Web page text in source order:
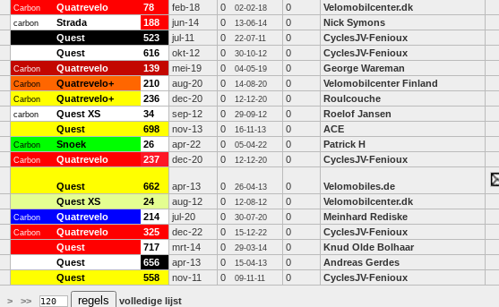
Carbon Quatrevelo 78 feb-18 0 02-02-18 0 Velomobilcenter.dk
carbon Strada 188 jun-14 0 13-06-14 0 Nick Symons
Quest 523 jul-11 0 22-07-11 0 CyclesJV-Fenioux
Quest 616 okt-12 0 30-10-12 0 CyclesJV-Fenioux
Carbon Quatrevelo 139 mei-19 0 04-05-19 0 George Wareman
Carbon Quatrevelo+ 210 aug-20 0 14-08-20 0 Velomobilcenter Finland
Carbon Quatrevelo+ 236 dec-20 0 12-12-20 0 Roulcouche
carbon Quest XS 34 sep-12 0 29-09-12 0 Roelof Jansen
Quest 698 nov-13 0 16-11-13 0 ACE
Carbon Snoek 26 apr-22 0 05-04-22 0 Patrick H
Carbon Quatrevelo 237 dec-20 0 12-12-20 0 CyclesJV-Fenioux
Quest 662 apr-13 0 26-04-13 0 Velomobiles.de
Quest XS 24 aug-12 0 12-08-12 0 Velomobilcenter.dk
Carbon Quatrevelo 214 jul-20 0 30-07-20 0 Meinhard Rediske
Carbon Quatrevelo 325 dec-22 0 15-12-22 0 CyclesJV-Fenioux
Quest 717 mrt-14 0 29-03-14 0 Knud Olde Bolhaar
Quest 656 apr-13 0 15-04-13 0 Andreas Gerdes
Quest 558 nov-11 0 09-11-11 0 CyclesJV-Fenioux
> >>
volledige lijst